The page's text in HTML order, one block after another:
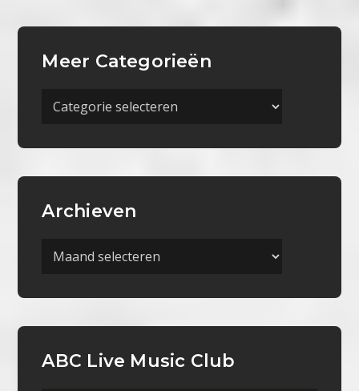
Meer Categorieën
Meer
Archieven
Archieven
ABC Live Music Club